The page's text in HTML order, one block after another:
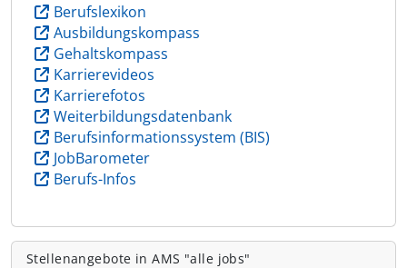
Berufslexikon
Ausbildungskompass
Gehaltskompass
Karrierevideos
Karrierefotos
Weiterbildungsdatenbank
Berufsinformationssystem (BIS)
JobBarometer
Berufs-Infos
Stellenangebote in AMS "alle jobs"